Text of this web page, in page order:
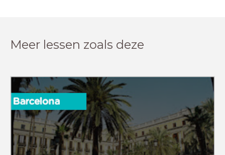
Meer lessen zoals deze